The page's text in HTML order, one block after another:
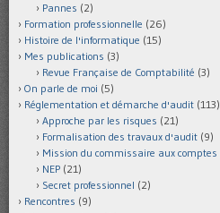
Pannes (2)
Formation professionnelle (26)
Histoire de l'informatique (15)
Mes publications (3)
Revue Française de Comptabilité (3)
On parle de moi (5)
Réglementation et démarche d'audit (113)
Approche par les risques (21)
Formalisation des travaux d'audit (9)
Mission du commissaire aux comptes
NEP (21)
Secret professionnel (2)
Rencontres (9)